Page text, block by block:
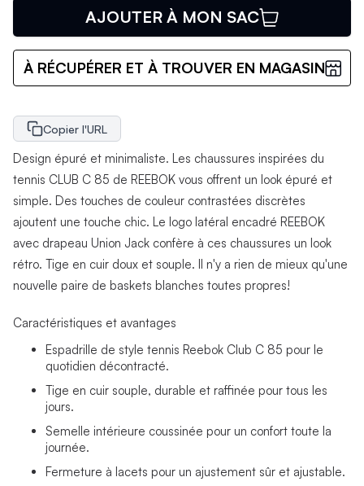
AJOUTER À MON SAC
À RÉCUPÉRER ET À TROUVER EN MAGASIN
Copier l'URL
Design épuré et minimaliste. Les chaussures inspirées du
tennis CLUB C 85 de REEBOK vous offrent un look épuré et
simple. Des touches de couleur contrastées discrètes
ajoutent une touche chic. Le logo latéral encadré REEBOK
avec drapeau Union Jack confère à ces chaussures un look
rétro. Tige en cuir doux et souple. Il n'y a rien de mieux qu'une
nouvelle paire de baskets blanches toutes propres!
Caractéristiques et avantages
Espadrille de style tennis Reebok Club C 85 pour le
quotidien décontracté.
Tige en cuir souple, durable et raffinée pour tous les
jours.
Semelle intérieure coussinée pour un confort toute la
journée.
Fermeture à lacets pour un ajustement sûr et ajustable.